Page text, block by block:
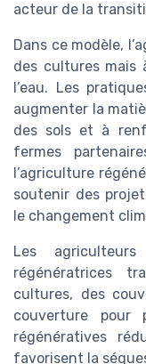
acteur de la
Dans ce modèle,
des cultures mais
l’eau. Les
augmenter la
des sols et à
fermes
l’agriculture
soutenir des
le changement
Les
régénératrices
cultures, des
couverture pour
régénératives
favorisent la